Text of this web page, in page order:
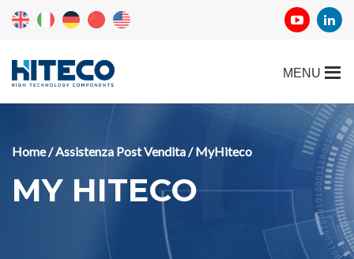
Home/Assistenza Post Vendita/ MyHiteco
MY HITECO